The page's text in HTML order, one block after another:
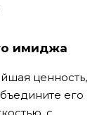
имиджа
ценность,
его